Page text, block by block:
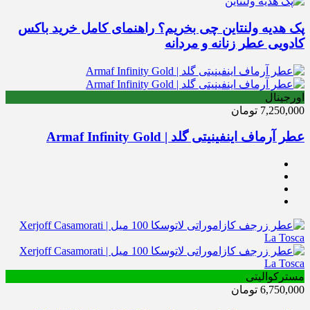
پک هدیه ولنتاین چی بخریم؟ راهنمای کامل خرید باکس
کادویی عطر زنانه و مردانه
اورجینال
7,250,000 تومان
عطر آرماف اینفینیتی گلد | Armaf Infinity Gold
مسترکوالیتی
6,750,000 تومان